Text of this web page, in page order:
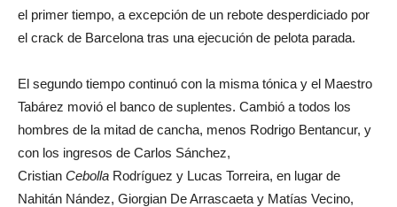
el primer tiempo, a excepción de un rebote desperdiciado por
el crack de Barcelona tras una ejecución de pelota parada.
El segundo tiempo continuó con la misma tónica y el Maestro
Tabárez movió el banco de suplentes. Cambió a todos los
hombres de la mitad de cancha, menos Rodrigo Bentancur, y
con los ingresos de Carlos Sánchez,
Cristian Cebolla Rodríguez y Lucas Torreira, en lugar de
Nahitán Nández, Giorgian De Arrascaeta y Matías Vecino,